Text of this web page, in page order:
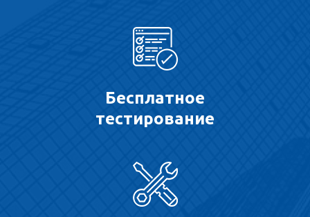
Бесплатное
тестирование